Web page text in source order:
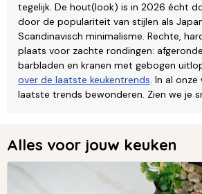
tegelijk. De hout(look) is in 2026 écht
door de populariteit van stijlen als
Scandinavisch minimalisme. Rechte,
plaats voor zachte rondingen:
barbladen en kranen met gebogen
over de laatste keukentrends. In al onze
laatste trends bewonderen. Zien we je
Alles voor jouw keuken